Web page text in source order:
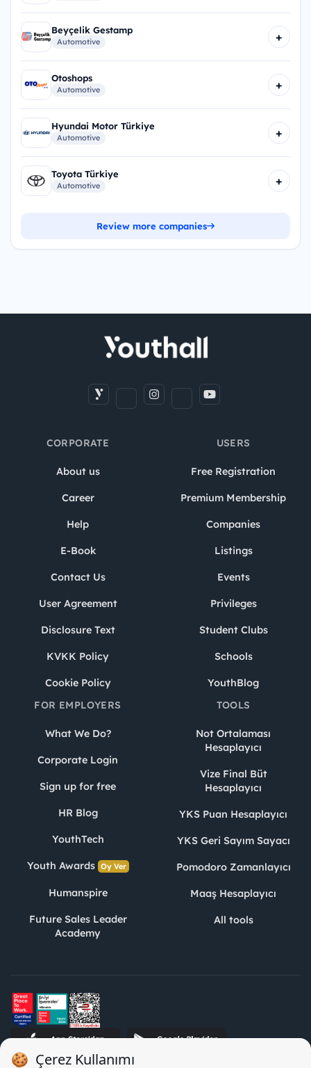
Beyçelik Gestamp
Automotive +
Otoshops
Automotive +
Hyundai Motor Türkiye
Automotive +
Toyota Türkiye
Automotive +
Review more companies
CORPORATE
About us
Career
Help
E-Book
Contact Us
User Agreement
Disclosure Text
KVKK Policy
Cookie Policy
USERS
Free Registration
Premium Membership
Companies
Listings
Events
Privileges
Student Clubs
Schools
YouthBlog
FOR EMPLOYERS
What We Do?
Corporate Login
Sign up for free
HR Blog
YouthTech
Youth Awards Oy Ver
Humanspire
Future Sales Leader
Academy
TOOLS
Not Ortalaması
Hesaplayıcı
Vize Final Büt
Hesaplayıcı
YKS Puan Hesaplayıcı
YKS Geri Sayım Sayacı
Pomodoro Zamanlayıcı
Maaş Hesaplayıcı
All tools